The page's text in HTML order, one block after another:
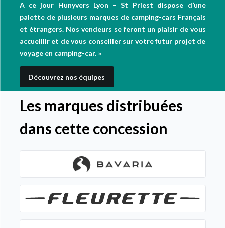
A ce jour Hunyvers Lyon – St Priest dispose d’une
palette de plusieurs marques de camping-cars Français
et étrangers. Nos vendeurs se feront un plaisir de vous
accueillir et de vous conseiller sur votre futur projet de
voyage en camping-car. »
Découvrez nos équipes
Les marques distribuées
dans cette concession